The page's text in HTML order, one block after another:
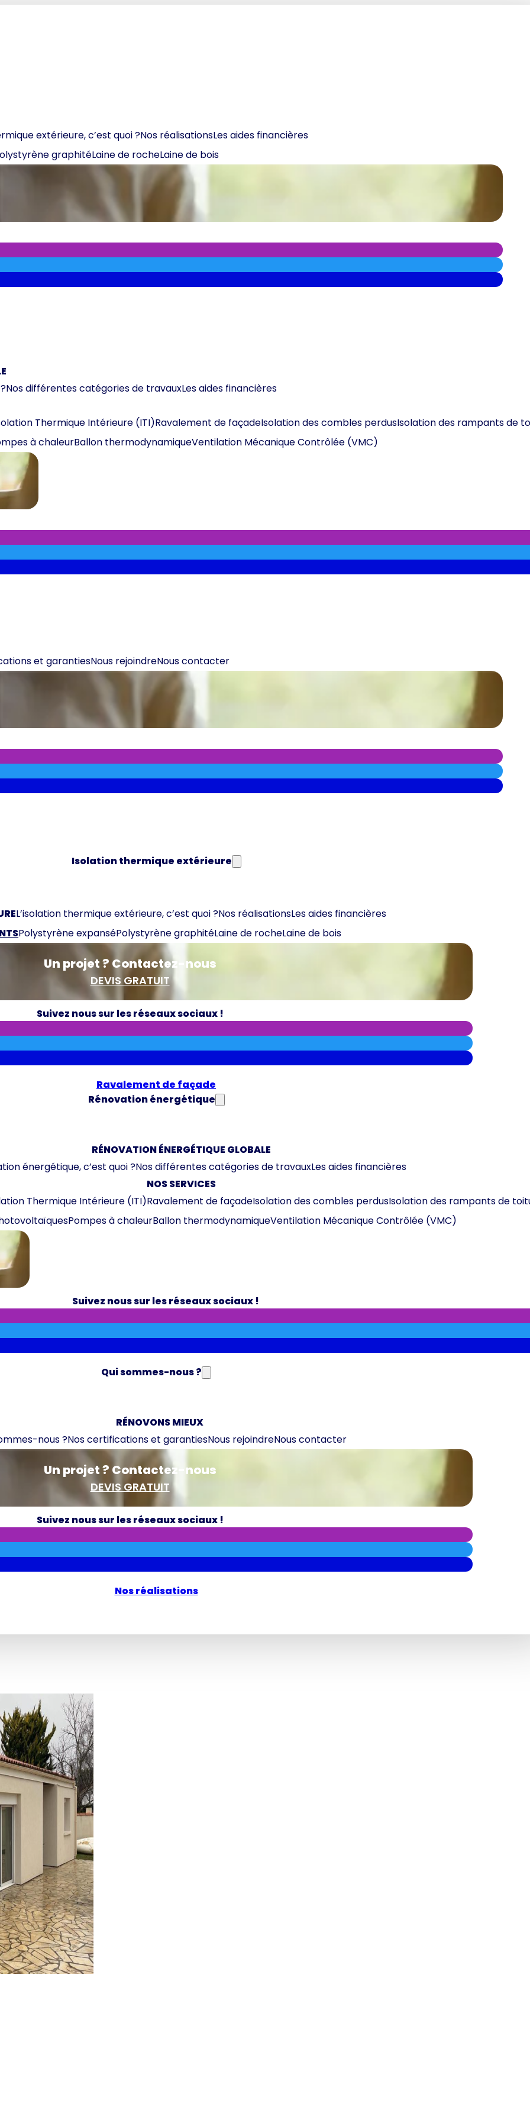
extérieure, c’est quoi ?Nos réalisationsLes aides financières
graphitéLaine de rocheLaine de bois
Nos différentes catégories de travauxLes aides financières
Thermique Intérieure (ITI)Ravalement de façadeIsolation des combles perdusIsolation des rampants de
à chaleurBallon thermodynamiqueVentilation Mécanique Contrôlée (VMC)
et garantiesNous rejoindreNous contacter
Isolation thermique extérieure
L’isolation thermique extérieure, c’est quoi ?Nos réalisationsLes aides financières
Polystyrène expanséPolystyrène graphitéLaine de rocheLaine de bois
Un projet ? Contactez-nous
DEVIS GRATUIT
Suivez nous sur les réseaux sociaux !
Ravalement de façade
Rénovation énergétique
RÉNOVATION ÉNERGÉTIQUE GLOBALE
énergétique, c’est quoi ?Nos différentes catégories de travauxLes aides financières
NOS SERVICES
Thermique Intérieure (ITI)Ravalement de façadeIsolation des combles perdusIsolation des rampants de
Pompes à chaleurBallon thermodynamiqueVentilation Mécanique Contrôlée (VMC)
Suivez nous sur les réseaux sociaux !
Qui sommes-nous ?
RÉNOVONS MIEUX
nous ?Nos certifications et garantiesNous rejoindreNous contacter
Un projet ? Contactez-nous
DEVIS GRATUIT
Suivez nous sur les réseaux sociaux !
Nos réalisations